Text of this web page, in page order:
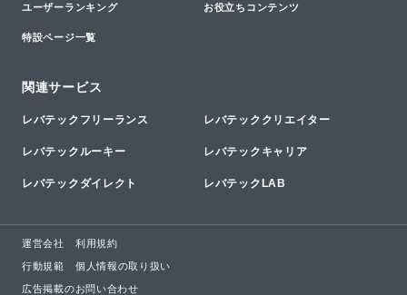
ユーザーランキング お役立ちコンテンツ
特設ページ一覧
関連サービス
レバテックフリーランス レバテッククリエイター
レバテックルーキー レバテックキャリア
レバテックダイレクト レバテックLAB
運営会社 利用規約
行動規範 個人情報の取り扱い
広告掲載のお問い合わせ